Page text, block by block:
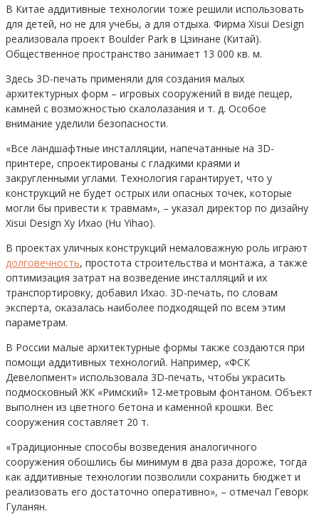
В Китае аддитивные технологии тоже решили использовать
для детей, но не для учебы, а для отдыха. Фирма Xisui Design
реализовала проект Boulder Park в Цзинане (Китай).
Общественное пространство занимает 13 000 кв. м.
Здесь 3D-печать применяли для создания малых
архитектурных форм – игровых сооружений в виде пещер,
камней с возможностью скалолазания и т. д. Особое
внимание уделили безопасности.
«Все ландшафтные инсталляции, напечатанные на 3D-
принтере, спроектированы с гладкими краями и
закругленными углами. Технология гарантирует, что у
конструкций не будет острых или опасных точек, которые
могли бы привести к травмам», – указал директор по дизайну
Xisui Design Ху Ихао (Hu Yihao).
В проектах уличных конструкций немаловажную роль играют
долговечность, простота строительства и монтажа, а также
оптимизация затрат на возведение инсталляций и их
транспортировку, добавил Ихао. 3D-печать, по словам
эксперта, оказалась наиболее подходящей по всем этим
параметрам.
В России малые архитектурные формы также создаются при
помощи аддитивных технологий. Например, «ФСК
Девелопмент» использовала 3D-печать, чтобы украсить
подмосковный ЖК «Римский» 12-метровым фонтаном. Объект
выполнен из цветного бетона и каменной крошки. Вес
сооружения составляет 20 т.
«Традиционные способы возведения аналогичного
сооружения обошлись бы минимум в два раза дороже, тогда
как аддитивные технологии позволили сохранить бюджет и
реализовать его достаточно оперативно», – отмечал Геворк
Гуланян.